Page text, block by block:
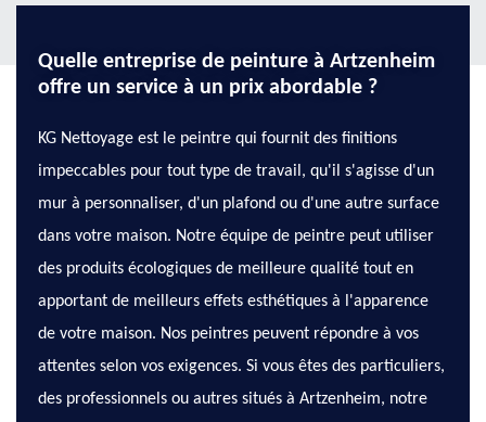
Quelle entreprise de peinture à Artzenheim
offre un service à un prix abordable ?
KG Nettoyage est le peintre qui fournit des finitions
impeccables pour tout type de travail, qu'il s'agisse d'un
mur à personnaliser, d'un plafond ou d'une autre surface
dans votre maison. Notre équipe de peintre peut utiliser
des produits écologiques de meilleure qualité tout en
apportant de meilleurs effets esthétiques à l'apparence
de votre maison. Nos peintres peuvent répondre à vos
attentes selon vos exigences. Si vous êtes des particuliers,
des professionnels ou autres situés à Artzenheim, notre